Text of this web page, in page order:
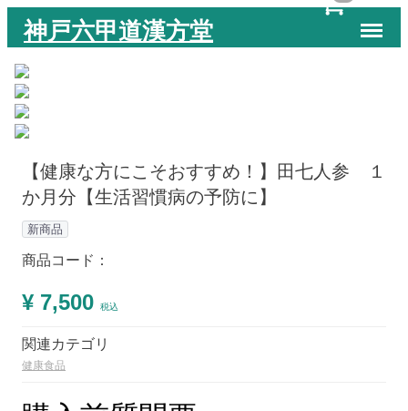
神戸六甲道漢方堂 Menu
【健康な方にこそおすすめ！】田七人参 １
か月分【生活習慣病の予防に】
新商品
商品コード：
¥ 7,500 税込
関連カテゴリ
健康食品